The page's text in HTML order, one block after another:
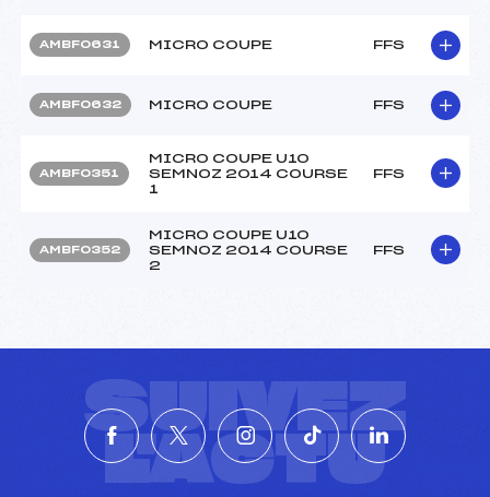
AMBF0631 MICRO COUPE FFS
AMBF0632 MICRO COUPE FFS
AMBF0351
MICRO COUPE U10
SEMNOZ 2014 COURSE
1
FFS
AMBF0352
MICRO COUPE U10
SEMNOZ 2014 COURSE
2
FFS
SUIVEZ
L'ACTU